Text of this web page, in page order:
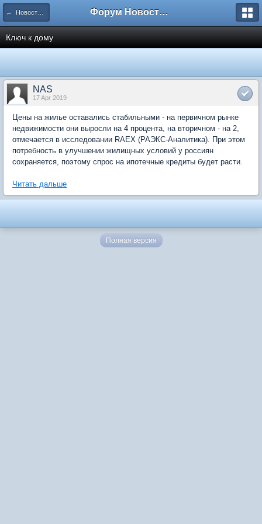
← Новости рынка недвижимости Форум Новостройки
Ключ к дому
NAS
17 Apr 2019
Цены на жилье оставались стабильными - на первичном рынке
недвижимости они выросли на 4 процента, на вторичном - на 2,
отмечается в исследовании RAEX (РАЭКС-Аналитика). При этом
потребность в улучшении жилищных условий у россиян
сохраняется, поэтому спрос на ипотечные кредиты будет расти.
Читать дальше
Полная версия